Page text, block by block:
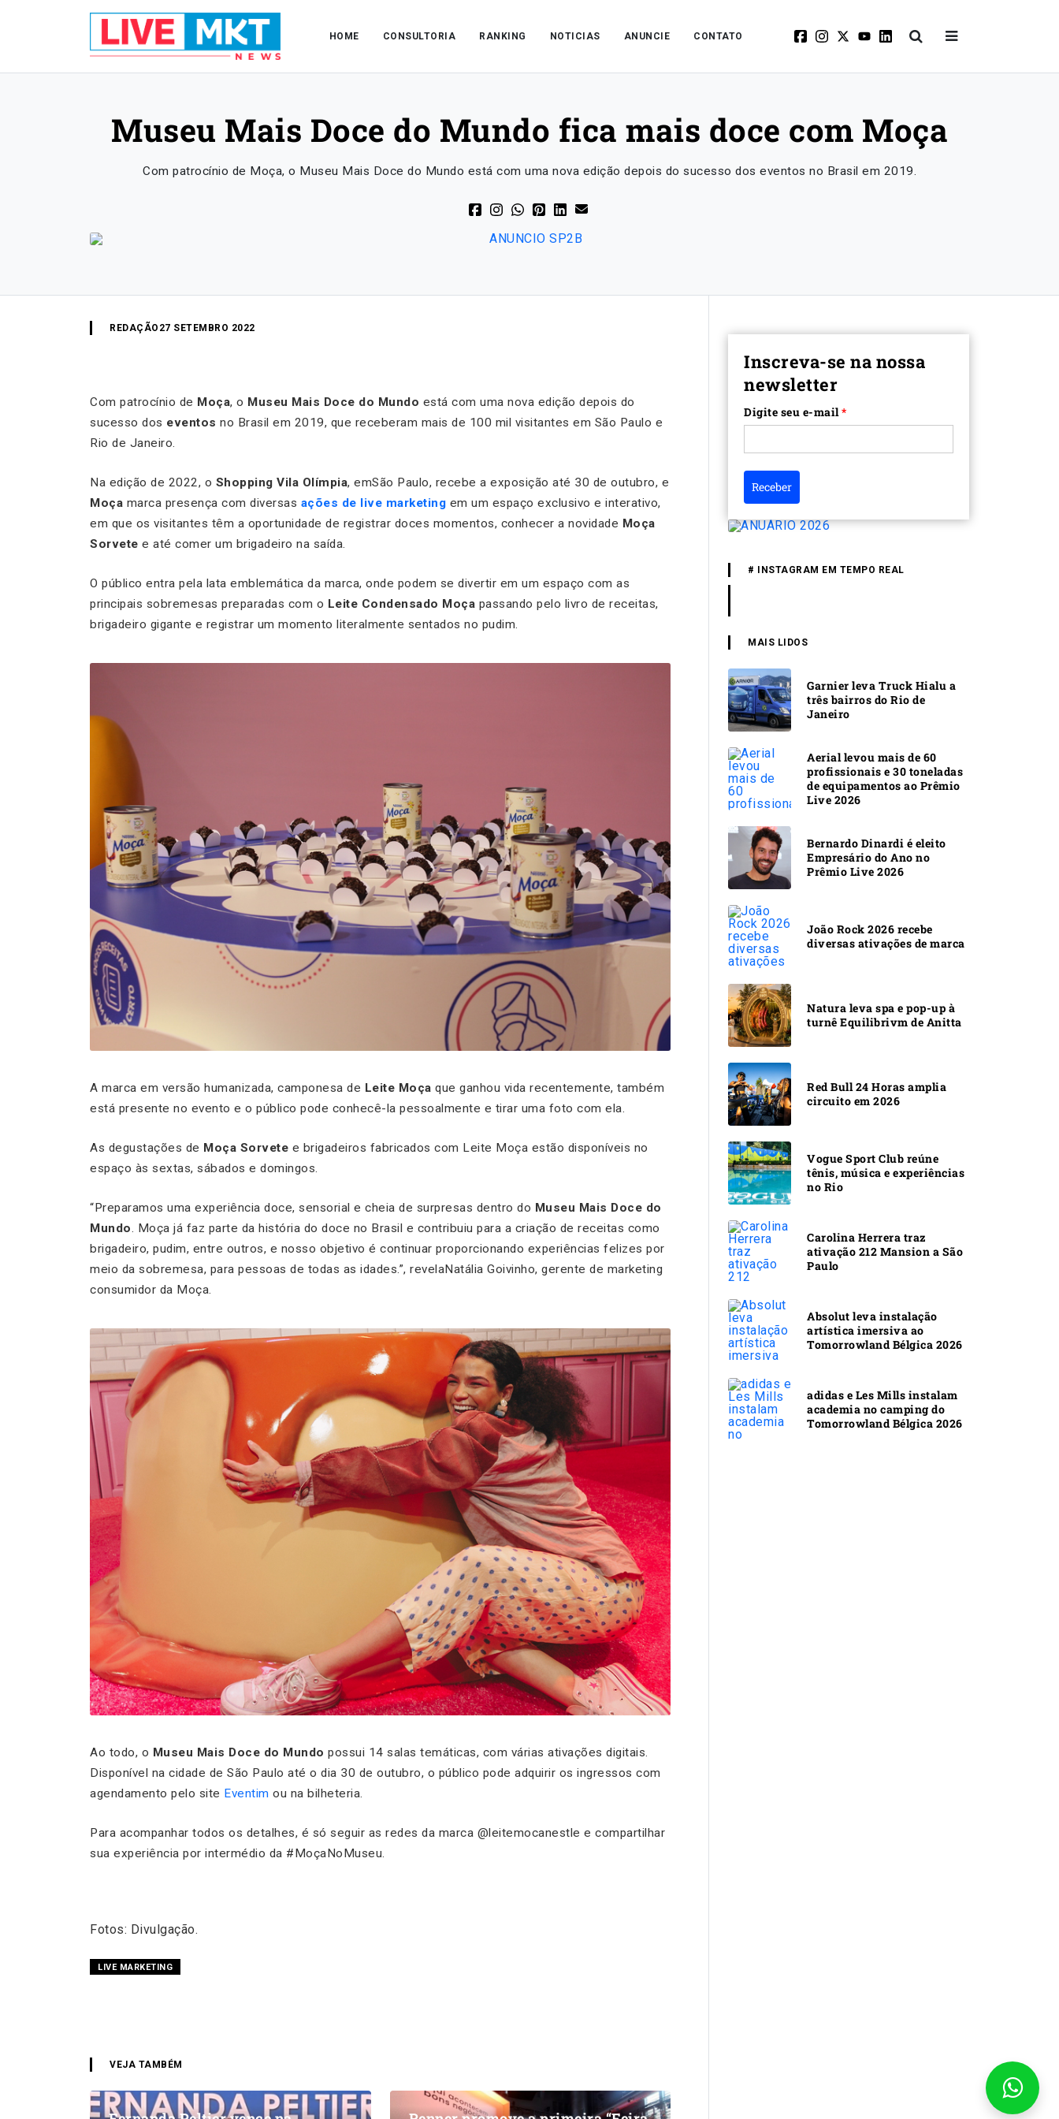
HOME CONSULTORIA RANKING NOTICIAS ANUNCIE CONTATO
Museu Mais Doce do Mundo fica mais doce com Moça
Com patrocínio de Moça, o Museu Mais Doce do Mundo está com uma nova edição depois do sucesso dos eventos no Brasil em 2019.
REDAÇÃO 27 SETEMBRO 2022
Com patrocínio de Moça, o Museu Mais Doce do Mundo está com uma nova edição depois do
sucesso dos eventos no Brasil em 2019, que receberam mais de 100 mil visitantes em São Paulo e
Rio de Janeiro.
Na edição de 2022, o Shopping Vila Olímpia, emSão Paulo, recebe a exposição até 30 de outubro, e
Moça marca presença com diversas ações de live marketing em um espaço exclusivo e interativo,
em que os visitantes têm a oportunidade de registrar doces momentos, conhecer a novidade Moça
Sorvete e até comer um brigadeiro na saída.
O público entra pela lata emblemática da marca, onde podem se divertir em um espaço com as
principais sobremesas preparadas com o Leite Condensado Moça passando pelo livro de receitas,
brigadeiro gigante e registrar um momento literalmente sentados no pudim.
A marca em versão humanizada, camponesa de Leite Moça que ganhou vida recentemente, também
está presente no evento e o público pode conhecê-la pessoalmente e tirar uma foto com ela.
As degustações de Moça Sorvete e brigadeiros fabricados com Leite Moça estão disponíveis no
espaço às sextas, sábados e domingos.
“Preparamos uma experiência doce, sensorial e cheia de surpresas dentro do Museu Mais Doce do
Mundo . Moça já faz parte da história do doce no Brasil e contribuiu para a criação de receitas como
brigadeiro, pudim, entre outros, e nosso objetivo é continuar proporcionando experiências felizes por
meio da sobremesa, para pessoas de todas as idades.”, revelaNatália Goivinho, gerente de marketing
consumidor da Moça.
Ao todo, o Museu Mais Doce do Mundo possui 14 salas temáticas, com várias ativações digitais.
Disponível na cidade de São Paulo até o dia 30 de outubro, o público pode adquirir os ingressos com
agendamento pelo site Eventim ou na bilheteria.
Para acompanhar todos os detalhes, é só seguir as redes da marca @leitemocanestle e compartilhar
sua experiência por intermédio da #MoçaNoMuseu.
Fotos: Divulgação.
LIVE MARKETING
VEJA TAMBÉM
Inscreva-se na nossa
newsletter
Digite seu e-mail*
Receber
# INSTAGRAM EM TEMPO REAL
MAIS LIDOS
Garnier leva Truck Hialu a
três bairros do Rio de
Janeiro
Aerial levou mais de 60
profissionais e 30 toneladas
de equipamentos ao Prêmio
Live 2026
Bernardo Dinardi é eleito
Empresário do Ano no
Prêmio Live 2026
João Rock 2026 recebe
diversas ativações de marca
Natura leva spa e pop-up à
turnê Equilibrivm de Anitta
Red Bull 24 Horas amplia
circuito em 2026
Vogue Sport Club reúne
tênis, música e experiências
no Rio
Carolina Herrera traz
ativação 212 Mansion a São
Paulo
Absolut leva instalação
artística imersiva ao
Tomorrowland Bélgica 2026
adidas e Les Mills instalam
academia no camping do
Tomorrowland Bélgica 2026